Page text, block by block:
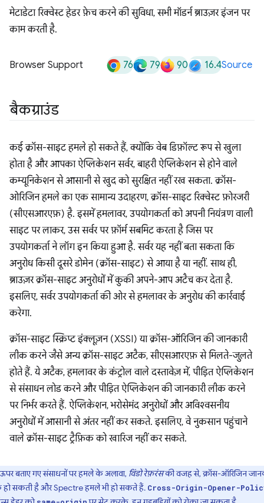
मेटाडेटा रिक्वेस्ट हेडर फ़ेच करने की सुविधा, सभी मॉडर्न ब्राउज़र इंजन पर
काम करती है.
Browser Support 76 79 90 16.4Source
बैकग्राउंड
कई क्रॉस-साइट हमले हो सकते हैं, क्योंकि वेब डिफ़ॉल्ट रूप से खुला
होता है और आपका ऐप्लिकेशन सर्वर, बाहरी ऐप्लिकेशन से होने वाले
कम्यूनिकेशन से आसानी से खुद को सुरक्षित नहीं रख सकता. क्रॉस-
ओरिजिन हमले का एक सामान्य उदाहरण, क्रॉस-साइट रिक्वेस्ट फ़ोरजरी
(सीएसआरएफ़) है. इसमें हमलावर, उपयोगकर्ता को अपनी नियंत्रण वाली
साइट पर लाकर, उस सर्वर पर फ़ॉर्म सबमिट करता है जिस पर
उपयोगकर्ता ने लॉग इन किया हुआ है. सर्वर यह नहीं बता सकता कि
अनुरोध किसी दूसरे डोमेन (क्रॉस-साइट) से आया है या नहीं. साथ ही,
ब्राउज़र क्रॉस-साइट अनुरोधों में कुकी अपने-आप अटैच कर देता है.
इसलिए, सर्वर उपयोगकर्ता की ओर से हमलावर के अनुरोध की कार्रवाई
करेगा.
क्रॉस-साइट स्क्रिप्ट इंक्लूज़न (XSSI) या क्रॉस-ऑरिजिन की जानकारी
लीक करने जैसे अन्य क्रॉस-साइट अटैक, सीएसआरएफ़ से मिलते-जुलते
होते हैं. ये अटैक, हमलावर के कंट्रोल वाले दस्तावेज़ में, पीड़ित ऐप्लिकेशन
से संसाधन लोड करने और पीड़ित ऐप्लिकेशन की जानकारी लीक करने
पर निर्भर करते हैं. ऐप्लिकेशन, भरोसेमंद अनुरोधों और अविश्वसनीय
अनुरोधों में आसानी से अंतर नहीं कर सकते. इसलिए, वे नुकसान पहुंचाने
वाले क्रॉस-साइट ट्रैफ़िक को खारिज नहीं कर सकते.
ऊपर बताए गए संसाधनों पर हमले के अलावा, विंडो रेफ़रंसकी वजह से, क्रॉस-ऑरिजिन
हो सकती है और Spectre हमले भी हो सकते हैं. Cross-Origin-Opener-